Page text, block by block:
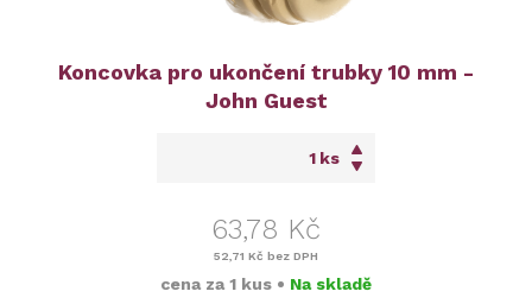
Koncovka pro ukončení trubky 10 mm -
John Guest
ks
63,78 Kč
52,71 Kč bez DPH
cena za 1 kus • Na skladě